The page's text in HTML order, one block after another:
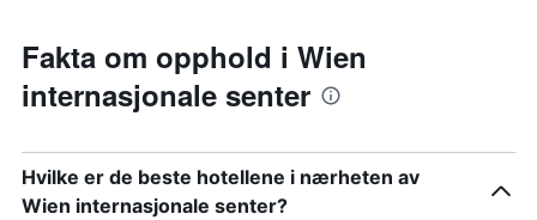
Fakta om opphold i Wien
internasjonale senter
Hvilke er de beste hotellene i nærheten av
Wien internasjonale senter?